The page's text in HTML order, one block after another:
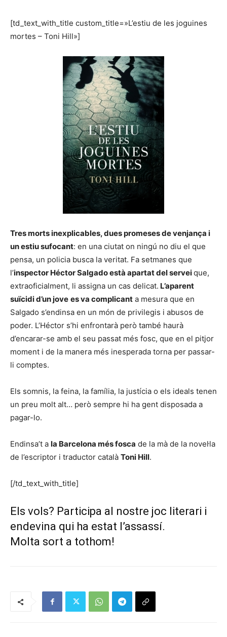
[td_text_with_title custom_title=»L’estiu de les joguines
mortes – Toni Hill»]
Tres morts inexplicables, dues promeses de venjança i
un estiu sufocant: en una ciutat on ningú no diu el que
pensa, un policia busca la veritat. Fa setmanes que
l’inspector Héctor Salgado està apartat del serveique,
extraoficialment, li assigna un cas delicat. L’aparent
suïcidi d’un jove es va complicant a mesura que en
Salgado s’endinsa en un món de privilegis i abusos de
poder. L’Héctor s’hi enfrontarà però també haurà
d’encarar-se amb el seu passat més fosc, que en el pitjor
moment i de la manera més inesperada torna per passar-
li comptes.
Els somnis, la feina, la família, la justícia o els ideals tenen
un preu molt alt… però sempre hi ha gent disposada a
pagar-lo.
Endinsa’t a la Barcelona més fosca de la mà de la novel·la
de l’escriptor i traductor català Toni Hill.
[/td_text_with_title]
Els vols? Participa al nostre joc literari i
endevina qui ha estat l’assassí.
Molta sort a tothom!